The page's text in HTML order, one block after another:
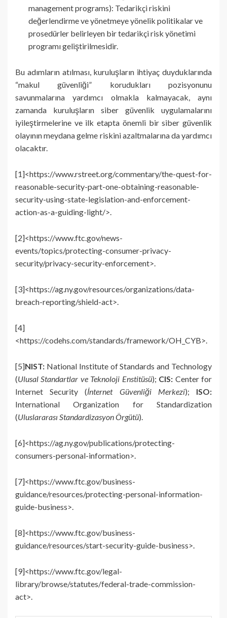
management programs): Tedarikçi riskini
değerlendirme ve yönetmeye yönelik politikalar ve
prosedürler belirleyen bir tedarikçi risk yönetimi
programı geliştirilmesidir.
Bu adımların atılması, kuruluşların ihtiyaç duyduklarında
“makul güvenliği” korudukları pozisyonunu
savunmalarına yardımcı olmakla kalmayacak, aynı
zamanda kuruluşların siber güvenlik uygulamalarını
iyileştirmelerine ve ilk etapta önemli bir siber güvenlik
olayının meydana gelme riskini azaltmalarına da yardımcı
olacaktır.
[1]<https://www.rstreet.org/commentary/the-quest-for-
reasonable-security-part-one-obtaining-reasonable-
security-using-state-legislation-and-enforcement-
action-as-a-guiding-light/>.
[2]<https://www.ftc.gov/news-
events/topics/protecting-consumer-privacy-
security/privacy-security-enforcement>.
[3]<https://ag.ny.gov/resources/organizations/data-
breach-reporting/shield-act>.
[4]
<https://codehs.com/standards/framework/OH_CYB>.
[5]NIST: National Institute of Standards and Technology
(Ulusal Standartlar ve Teknoloji Enstitüsü); CIS: Center for
Internet Security (İnternet Güvenliği Merkezi); ISO:
International Organization for Standardization
(Uluslararası Standardizasyon Örgütü).
[6]<https://ag.ny.gov/publications/protecting-
consumers-personal-information>.
[7]<https://www.ftc.gov/business-
guidance/resources/protecting-personal-information-
guide-business>.
[8]<https://www.ftc.gov/business-
guidance/resources/start-security-guide-business>.
[9]<https://www.ftc.gov/legal-
library/browse/statutes/federal-trade-commission-
act>.